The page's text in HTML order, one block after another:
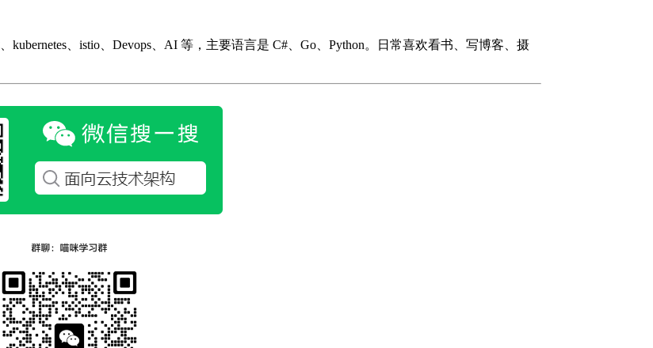
、istio、Devops、AI 等，主要语言是 C#、Go、Python。日常喜欢看书、写博客、摄